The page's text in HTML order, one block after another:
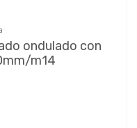
ondulado con
m14